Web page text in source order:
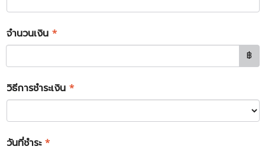
จำนวนเงิน *
฿
วิธีการชำระเงิน *
วันที่ชำระ *